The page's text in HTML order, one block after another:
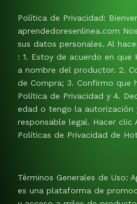
Política de Privacidad:
aprendedoresenlinea.com
sus datos personales. Al
: 1. Estoy de acuerdo en
a nombre del productor. 2.
de Compra; 3. Confirmo que
Política de Privacidad y 4.
edad o tengo la autorización
responsable legal. Hacer clic
Políticas de Privacidad de
Términos Generales de Uso:
es una plataforma de